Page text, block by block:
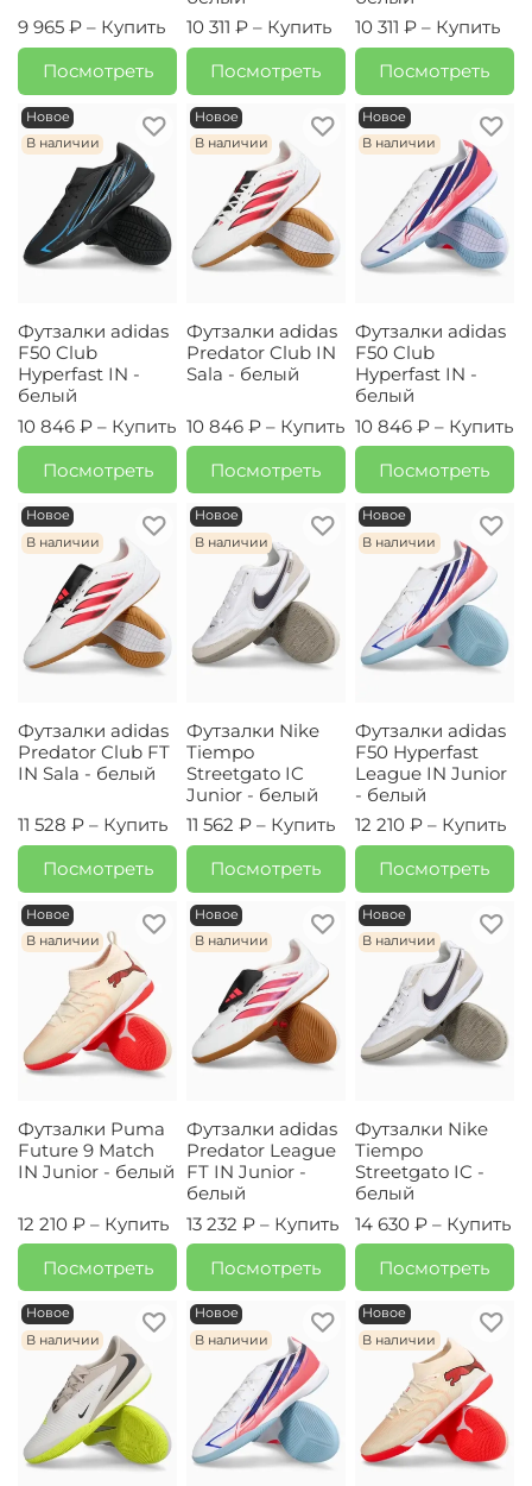
9 965 ₽ – Купить
Посмотреть
10 311 ₽ – Купить
Посмотреть
10 311 ₽ – Купить
Посмотреть
Новое
В наличии
Футзалки adidas
F50 Club
Hyperfast IN -
белый
10 846 ₽ – Купить
Посмотреть
Новое
В наличии
Футзалки adidas
Predator Club IN
Sala - белый
10 846 ₽ – Купить
Посмотреть
Новое
В наличии
Футзалки adidas
F50 Club
Hyperfast IN -
белый
10 846 ₽ – Купить
Посмотреть
Новое
В наличии
Футзалки adidas
Predator Club FT
IN Sala - белый
11 528 ₽ – Купить
Посмотреть
Новое
В наличии
Футзалки Nike
Tiempo
Streetgato IC
Junior - белый
11 562 ₽ – Купить
Посмотреть
Новое
В наличии
Футзалки adidas
F50 Hyperfast
League IN Junior
- белый
12 210 ₽ – Купить
Посмотреть
Новое
В наличии
Футзалки Puma
Future 9 Match
IN Junior - белый
12 210 ₽ – Купить
Посмотреть
Новое
В наличии
Футзалки adidas
Predator League
FT IN Junior -
белый
13 232 ₽ – Купить
Посмотреть
Новое
В наличии
Футзалки Nike
Tiempo
Streetgato IC -
белый
14 630 ₽ – Купить
Посмотреть
Новое
В наличии
Новое
В наличии
Новое
В наличии